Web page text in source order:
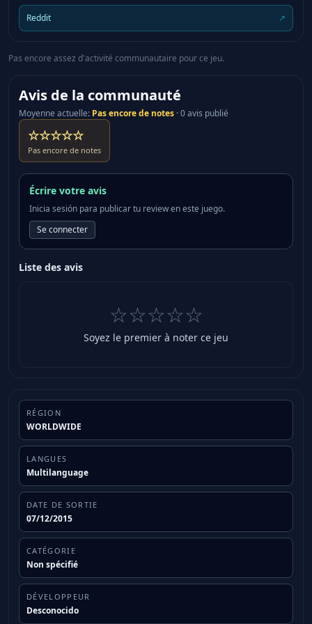
destroyer ship and our overall war effort. THREATS
Everything on every planet wants you dead. That’s
and unpredictable characteristics, tactics, and
fear or morality. THE GALACTIC WAR Capturing
enemy planets, defending against invasions, and
completing missions will contribute to our overall
effort. This war will be won or lost depending on the
actions of everyone involved. We stand together, or
we fall apart.
Reddit ↗
Pas encore assez d'activité communautaire pour ce jeu.
Avis de la communauté
Moyenne actuelle: Pas encore de notes ·0 avis publié
☆☆☆☆☆
Pas encore de notes
Écrire votre avis
Inicia sesión para publicar tu review en este juego.
Se connecter
Liste des avis
☆☆☆☆☆
Soyez le premier à noter ce jeu
RÉGION
WORLDWIDE
LANGUES
Multilanguage
DATE DE SORTIE
07/12/2015
CATÉGORIE
Non spécifié
DÉVELOPPEUR
Desconocido